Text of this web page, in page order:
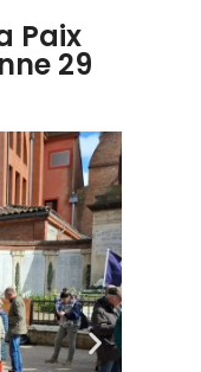
Paix
29